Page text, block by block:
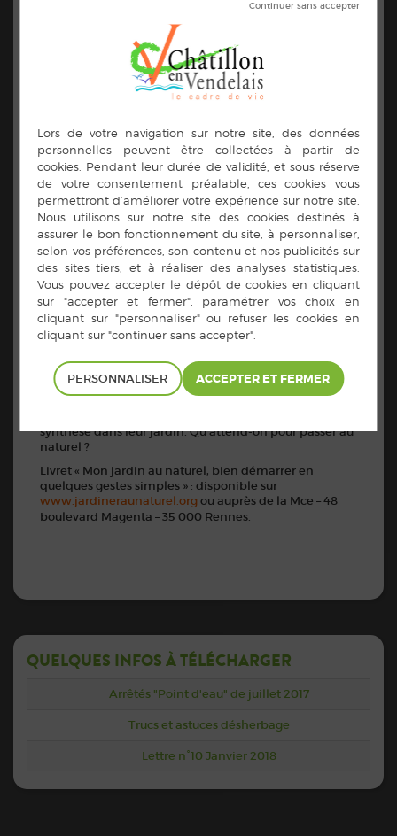
apprivoiser : le jardin. Comment aménager
judicieusement ce nouvel espace ? Quels sont les bons
choix de végétaux selon la place et le temps
disponibles ? Comment organiser, aménager son
jardin pour qu’il soit accueillant pour la biodiversité,
Quelques gestes et techniques simples permettent aux
jardiniers-ères d’entretenir plus facilement les espaces
au naturel. Tout commence dès la conception du
jardin.
Pour répondre à ces questions, Eau et Rivières de
Bretagne, les Jardiniers Brétiliens et la Maison de la
consommation et de l’environnement éditent un
nouveau guide pratique qui permet aux jardiniers de
concevoir et bien démarrer leur jardin au naturel en
quelques gestes simples.
Ce livret aide à définir les différents espaces et les
aménager. Il s’inscrit dans la lignée de plusieurs
guides : Végétalisons nos murs, Votre haie de jardin au
naturel ou Ces petits animaux qui aident le jardinier…
(disponibles sur les sites
www.jardineraunaturel.org
http://www.mce-info.org/publicationsou auprès de la
Mce).
synthèse dans leur jardin. Qu’attend-on pour passer au
naturel ?
Livret « Mon jardin au naturel, bien démarrer en
quelques gestes simples » : disponible sur
www.jardineraunaturel.org ou auprès de la Mce – 48
boulevard Magenta – 35 000 Rennes.
QUELQUES INFOS À TÉLÉCHARGER
Arrêtés "Point d'eau" de juillet 2017
Trucs et astuces désherbage
Lettre n°10 Janvier 2018
PERSONNALISER